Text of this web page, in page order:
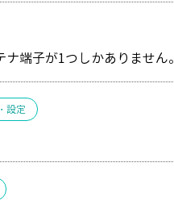
端子が1つしかありません。
設定